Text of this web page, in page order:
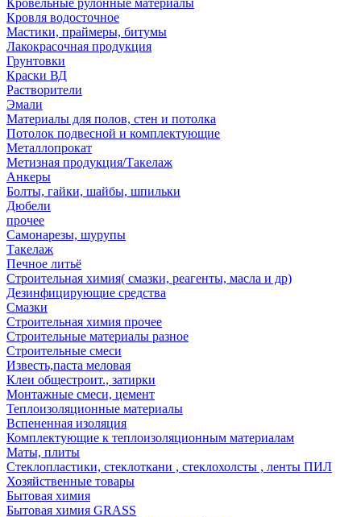
Кровельные рулонные материалы
Кровля водосточное
Мастики, праймеры, битумы
Лакокрасочная продукция
Грунтовки
Краски ВД
Растворители
Эмали
Материалы для полов, стен и потолка
Потолок подвесной и комплектующие
Металлопрокат
Метизная продукция/Такелаж
Анкеры
Болты, гайки, шайбы, шпильки
Дюбели
прочее
Самонарезы, шурупы
Такелаж
Печное литьё
Строительная химия( смазки, реагенты, масла и др)
Дезинфицирующие средства
Смазки
Строительная химия прочее
Строительные материалы разное
Строительные смеси
Известь,паста меловая
Клеи общестроит., затирки
Монтажные смеси, цемент
Теплоизоляционные материалы
Вспененная изоляция
Комплектующие к теплоизоляционным материалам
Маты, плиты
Стеклопластики, стеклоткани , стеклохолсты , ленты ПИЛ
Хозяйственные товары
Бытовая химия
Бытовая химия GRASS